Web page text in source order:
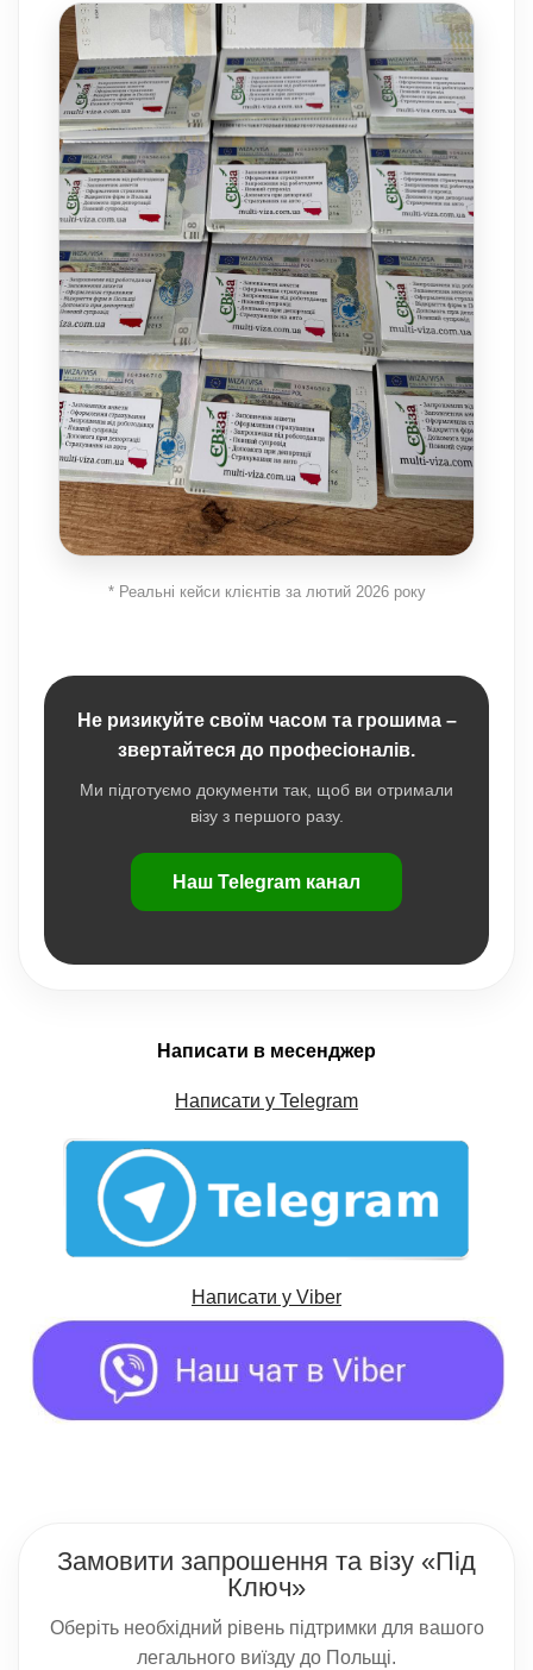
* Реальні кейси клієнтів за лютий 2026 року
Не ризикуйте своїм часом та грошима –
звертайтеся до професіоналів.
Ми підготуємо документи так, щоб ви отримали
візу з першого разу.
Наш Telegram канал
Написати в месенджер
Написати у Telegram
Написати у Viber
Замовити запрошення та візу «Під
Ключ»
Оберіть необхідний рівень підтримки для вашого
легального виїзду до Польщі.